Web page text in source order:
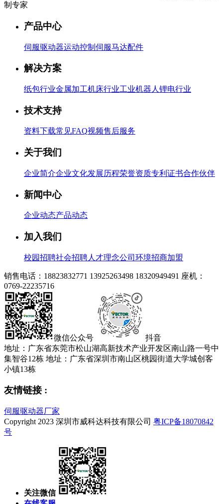
制专家
产品中心
伺服驱动器运动控制 伺服马达配件
解决方案
纸包行业金属加工机床行业工业机器人 锂电行业
技术支持
资料下载常见FAQ视频售后服务
关于我们
企业简介企业文化发展历程荣誉资质专利证书合作伙伴
新闻中心
企业动态产品动态
加入我们
校园招聘社会招聘人才理念公司环境招商加盟
销售电话：18823832771 13925263498 18320949491 座机：
0769-22235716
微信公众号
抖音
地址：广东省东莞市松山湖高新技术产业开发区南山路一号中
集智谷12栋 地址：广东省深圳市南山区桃园街道大学城创客
小镇13栋
友情链接 :
伺服驱动器厂家
Copyright 2023 深圳市威科达科技有限公司 粤ICP备18070842
号
关注微信